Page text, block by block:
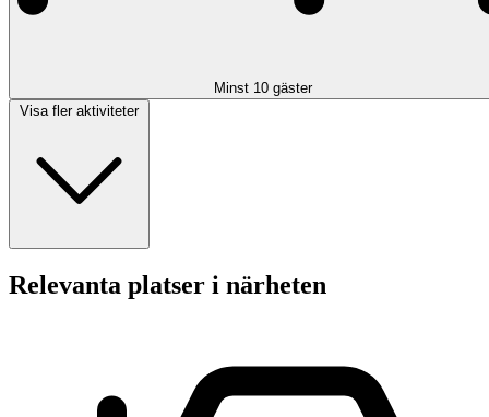
Minst 10 gäster
Visa fler aktiviteter
Relevanta platser i närheten